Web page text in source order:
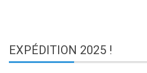
EXPÉDITION 2025 !